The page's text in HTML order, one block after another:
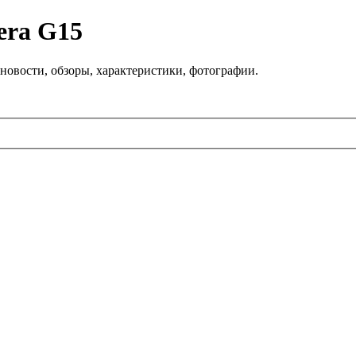
G15
обзоры, характеристики, фотографии.